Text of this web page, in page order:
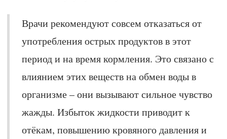
Врачи рекомендуют совсем отказаться от
употребления острых продуктов в этот
период и на время кормления. Это связано с
влиянием этих веществ на обмен воды в
организме – они вызывают сильное чувство
жажды. Избыток жидкости приводит к
отёкам, повышению кровяного давления и